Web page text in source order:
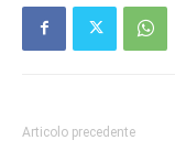
Articolo precedente